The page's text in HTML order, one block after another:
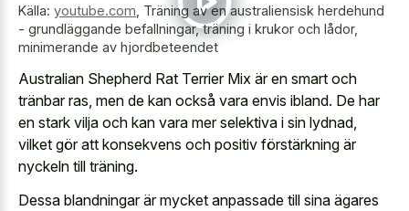
Källa: youtube.com Träning av en australiensisk herdehund
- grundläggande befallningar, träning i krukor och lådor,
minimerande av hjordbeteendet
Australian Shepherd Rat Terrier Mix är en smart och
tränbar ras, men de kan också vara envis ibland. De har
en stark vilja och kan vara mer selektiva i sin lydnad,
vilket gör att konsekvens och positiv förstärkning är
nyckeln till träning.
Dessa blandningar är mycket anpassade till sina ägares